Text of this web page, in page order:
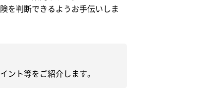
を判断できるようお手伝いしま
ント等をご紹介します。